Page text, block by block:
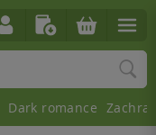
Dark romance